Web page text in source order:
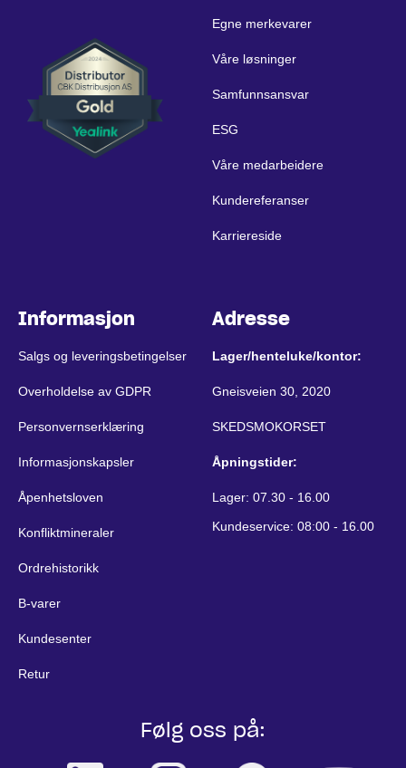
Egne merkevarer
Våre løsninger
Samfunnsansvar
ESG
Våre medarbeidere
Kundereferanser
Karriereside
Informasjon
Salgs og leveringsbetingelser
Overholdelse av GDPR
Personvernserklæring
Informasjonskapsler
Åpenhetsloven
Konfliktmineraler
Ordrehistorikk
B-varer
Kundesenter
Retur
Adresse
Lager/henteluke/kontor:
Gneisveien 30, 2020
SKEDSMOKORSET
Åpningstider:
Lager: 07.30 - 16.00
Kundeservice: 08:00 - 16.00
Følg oss på: